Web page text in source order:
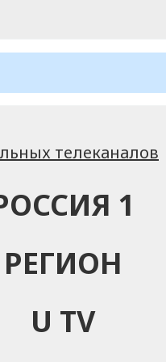
телеканалов
1
РЕГИОН
U TV